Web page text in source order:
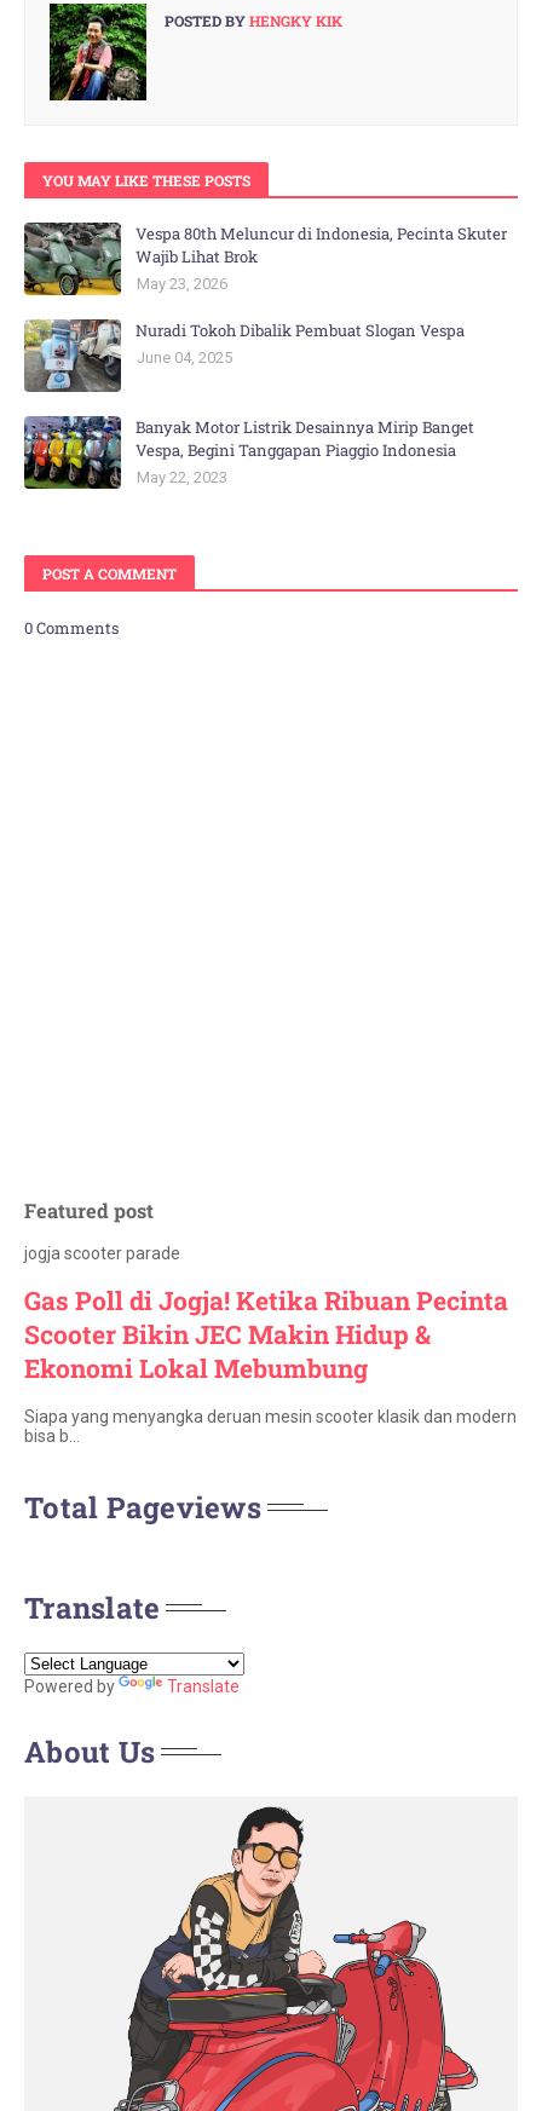
POSTED BYHENGKY KIK
YOU MAY LIKE THESE POSTS
Vespa 80th Meluncur di Indonesia, Pecinta Skuter
Wajib Lihat Brok
May 23, 2026
Nuradi Tokoh Dibalik Pembuat Slogan Vespa
June 04, 2025
Banyak Motor Listrik Desainnya Mirip Banget
Vespa, Begini Tanggapan Piaggio Indonesia
May 22, 2023
POST A COMMENT
0 Comments
Featured post
jogja scooter parade
Gas Poll di Jogja! Ketika Ribuan Pecinta
Scooter Bikin JEC Makin Hidup &
Ekonomi Lokal Mebumbung
Siapa yang menyangka deruan mesin scooter klasik dan modern
bisa b…
Total Pageviews
Translate
Powered by Translate
About Us